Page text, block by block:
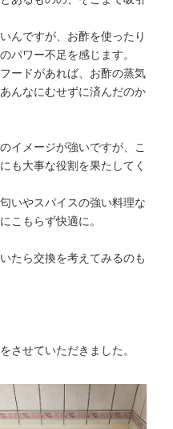
んですが、お酢を使ったり
パワー不足を感じます。
ードがあれば、お酢の蒸気
んなにむせずに済んだのか
イメージが強いですが、こ
も大事な役割を果たしてく
いやスパイスの強い料理な
こもらず快適に。
たら交換を考えてみるのも
させていただきました。